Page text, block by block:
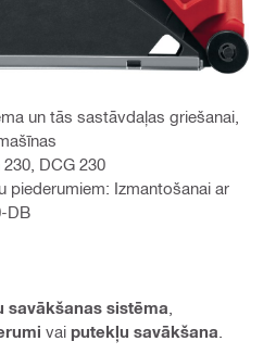
un tās sastāvdaļas griešanai,
DCG 230
piederumiem: Izmantošanai ar
DB
savākšanas sistēma
vai putekļu savākšana